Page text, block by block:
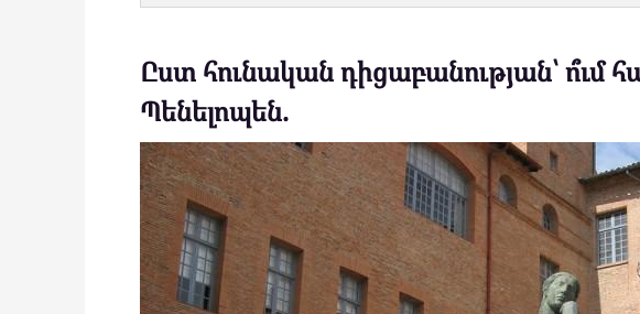
Ըստ հունական դիցաբանության՝ ո՞ւմ
Պենելոպեն.